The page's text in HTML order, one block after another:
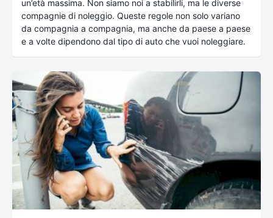
un’età massima. Non siamo noi a stabilirli, ma le diverse
compagnie di noleggio. Queste regole non solo variano
da compagnia a compagnia, ma anche da paese a paese
e a volte dipendono dal tipo di auto che vuoi noleggiare.